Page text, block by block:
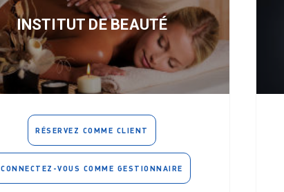
INSTITUT DE BEAUTÉ
RÉSERVEZ COMME CLIENT
CONNECTEZ-VOUS COMME GESTIONNAIRE